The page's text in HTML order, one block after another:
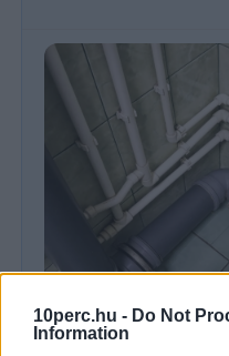
10perc.hu - Do Not
Information
BELFÖLD